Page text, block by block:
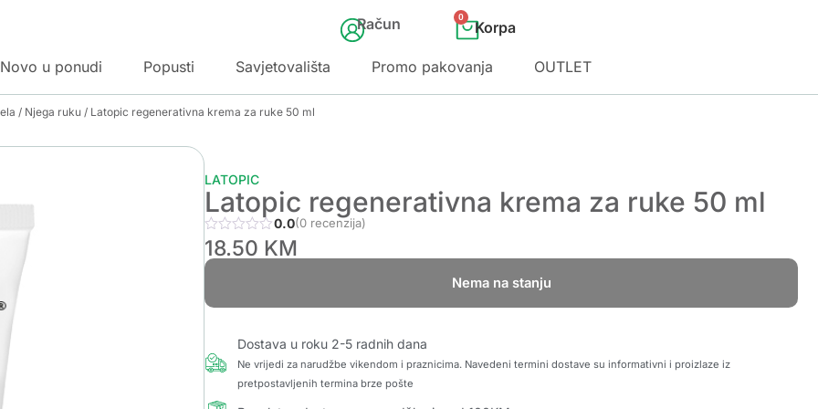
Račun 0
Novo u ponudi Popusti Savjetovališta Promo pakovanja OUTLET
/ Njega ruku / Latopic regenerativna krema za ruke 50 ml
LATOPIC
Latopic regenerativna krema za ruke 50 ml
0.0(0 recenzija)
18.50 KM
Nema na stanju
Dostava u roku 2-5 radnih dana
Ne vrijedi za narudžbe vikendom i praznicima. Navedeni termini dostave su informativni i proizlaze iz
pretpostavljenih termina brze pošte